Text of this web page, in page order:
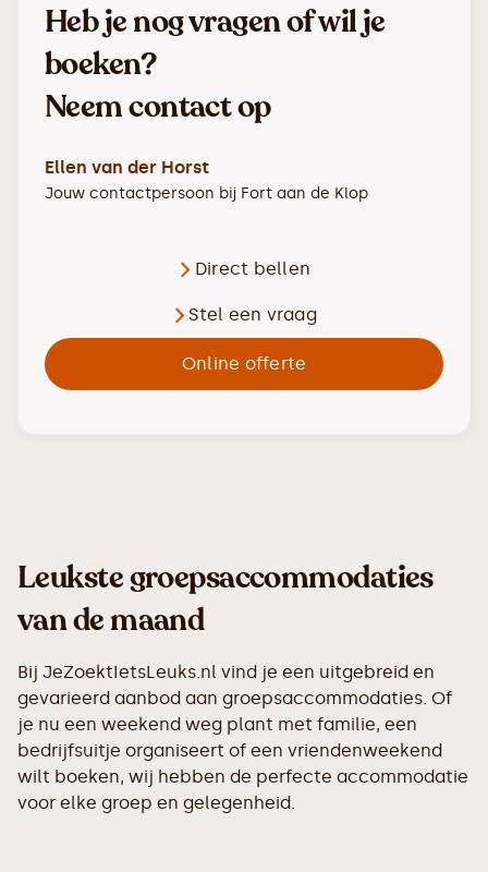
Heb je nog vragen of wil je
boeken?
Neem contact op
Ellen van der Horst
Jouw contactpersoon bij Fort aan de Klop
Direct bellen
Stel een vraag
Online offerte
Leukste groepsaccommodaties
van de maand
Bij JeZoektIetsLeuks.nl vind je een uitgebreid en
gevarieerd aanbod aan groepsaccommodaties. Of
je nu een weekend weg plant met familie, een
bedrijfsuitje organiseert of een vriendenweekend
wilt boeken, wij hebben de perfecte accommodatie
voor elke groep en gelegenheid.